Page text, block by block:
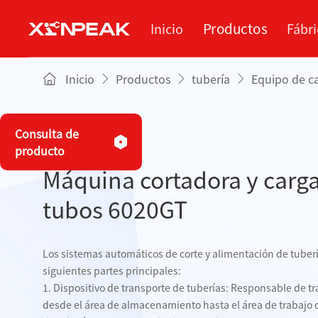
Inicio Productos
tubería
lámina
Fábrica
Servicios
Blog
Sobre nosotros
Consulta de
producto
de tuberías.
Equipo de carga de
tuberías
Inicio Productos tubería Equipo de
Máquina cortadora y
tubos 6020GT
Los sistemas automáticos de corte y alimentación de
siguientes partes principales:
1. Dispositivo de transporte de tuberías: Responsable de
desde el área de almacenamiento hasta el área de trabajo